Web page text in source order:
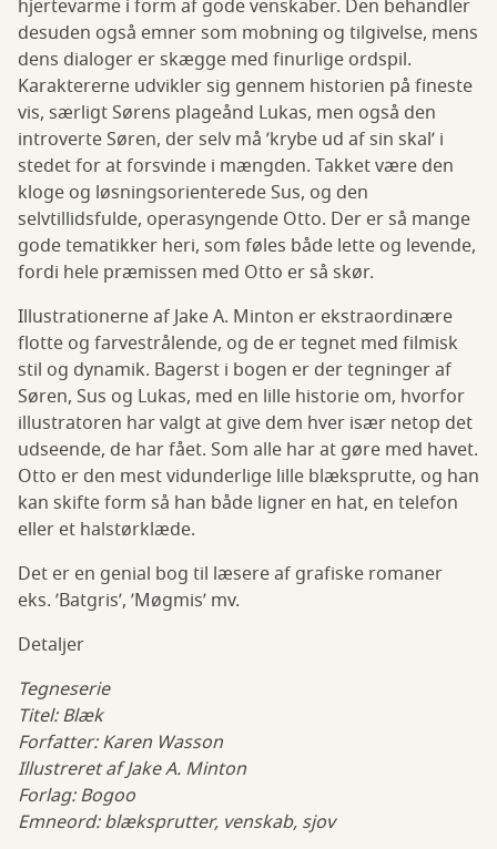
hjertevarme i form af gode venskaber. Den behandler
desuden også emner som mobning og tilgivelse, mens
dens dialoger er skægge med finurlige ordspil.
Karaktererne udvikler sig gennem historien på fineste
vis, særligt Sørens plageånd Lukas, men også den
introverte Søren, der selv må ’krybe ud af sin skal’ i
stedet for at forsvinde i mængden. Takket være den
kloge og løsningsorienterede Sus, og den
selvtillidsfulde, operasyngende Otto. Der er så mange
gode tematikker heri, som føles både lette og levende,
fordi hele præmissen med Otto er så skør.
Illustrationerne af Jake A. Minton er ekstraordinære
flotte og farvestrålende, og de er tegnet med filmisk
stil og dynamik. Bagerst i bogen er der tegninger af
Søren, Sus og Lukas, med en lille historie om, hvorfor
illustratoren har valgt at give dem hver især netop det
udseende, de har fået. Som alle har at gøre med havet.
Otto er den mest vidunderlige lille blæksprutte, og han
kan skifte form så han både ligner en hat, en telefon
eller et halstørklæde.
Det er en genial bog til læsere af grafiske romaner
eks. ’Batgris’, ’Møgmis’ mv.
Detaljer
Tegneserie
Titel: Blæk
Forfatter: Karen Wasson
Illustreret af Jake A. Minton
Forlag: Bogoo
Emneord: blæksprutter, venskab, sjov